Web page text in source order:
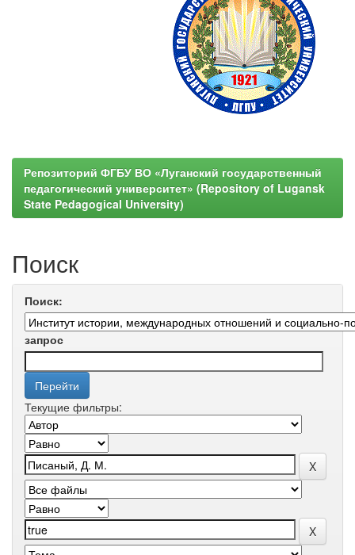
Репозиторий ФГБУ ВО «Луганский государственный
педагогический университет» (Repository of Lugansk
State Pedagogical University)
Поиск
Поиск:
запрос
Текущие фильтры: